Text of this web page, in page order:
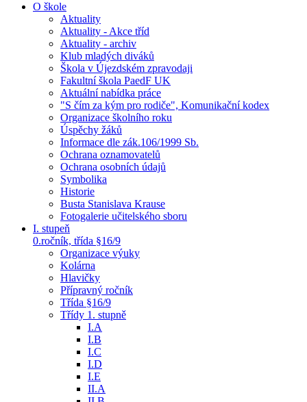
O škole
Aktuality
Aktuality - Akce tříd
Aktuality - archiv
Klub mladých diváků
Škola v Újezdském zpravodaji
Fakultní škola PaedF UK
Aktuální nabídka práce
"S čím za kým pro rodiče", Komunikační kodex
Organizace školního roku
Úspěchy žáků
Informace dle zák.106/1999 Sb.
Ochrana oznamovatelů
Ochrana osobních údajů
Symbolika
Historie
Busta Stanislava Krause
Fotogalerie učitelského sboru
I. stupeň
0.ročník, třída §16/9
Organizace výuky
Kolárna
Hlavičky
Přípravný ročník
Třída §16/9
Třídy 1. stupně
I.A
I.B
I.C
I.D
I.E
II.A